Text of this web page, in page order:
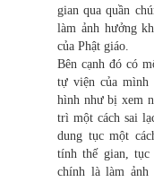
gian qua quần
làm ảnh hưởng
của Phật giáo.
Bên cạnh đó có
tự viện của mình
hình như bị xem
trì một cách sai
dung tục một
tính thế gian,
chính là làm ảnh